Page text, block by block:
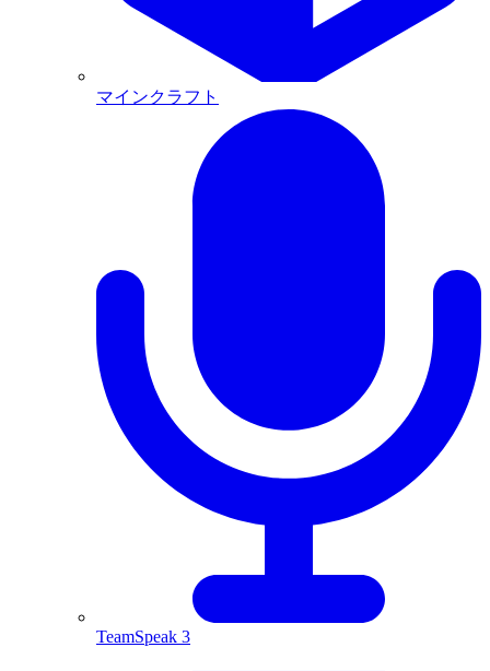
マインクラフト
TeamSpeak 3